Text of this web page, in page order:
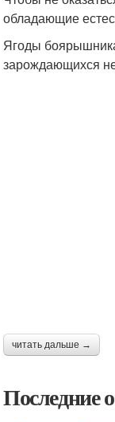
обладающие
Ягоды
зарождающихся
читать дальше →
Последние